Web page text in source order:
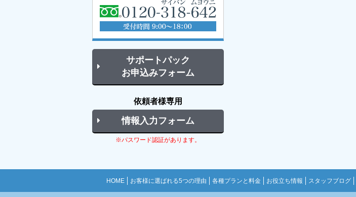
サポートパック
お申込みフォーム
依頼者様専用
情報入力フォーム
※パスワード認証があります。
HOME お客様に選ばれる5つの理由 各種プランと料金 お役立ち情報 スタッフブログ